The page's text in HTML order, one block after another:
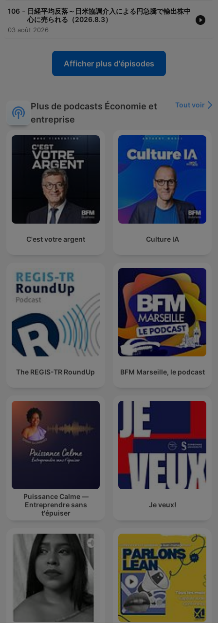
106 - 日経平均反落～日米協調介入による円急騰で輸出株中
心に売られる（2026.8.3）
03 août 2026
Afficher plus d'épisodes
Plus de podcasts Économie et
entreprise
Tout voir
C'est votre argent Culture IA
The REGIS-TR RoundUp BFM Marseille, le podcast
Puissance Calme —
Entreprendre sans
t'épuiser
Je veux!